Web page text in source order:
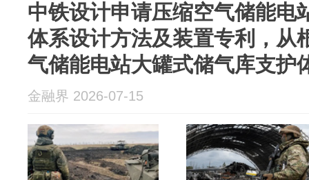
中铁设计申请压缩空气储能电
体系设计方法及装置专利，从
气储能电站大罐式储气库支护
金融界 2026-07-15